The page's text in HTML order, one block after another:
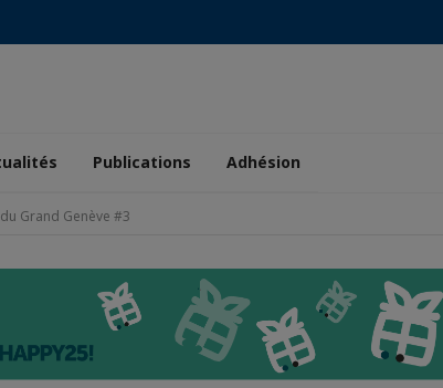
Publications Adhésion
Grand Genève #3